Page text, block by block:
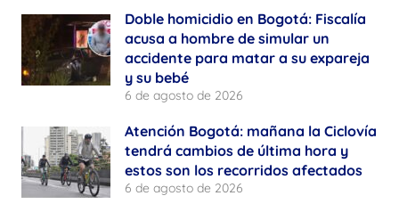
Doble homicidio en Bogotá: Fiscalía
acusa a hombre de simular un
accidente para matar a su expareja
y su bebé
6 de agosto de 2026
Atención Bogotá: mañana la Ciclovía
tendrá cambios de última hora y
estos son los recorridos afectados
6 de agosto de 2026